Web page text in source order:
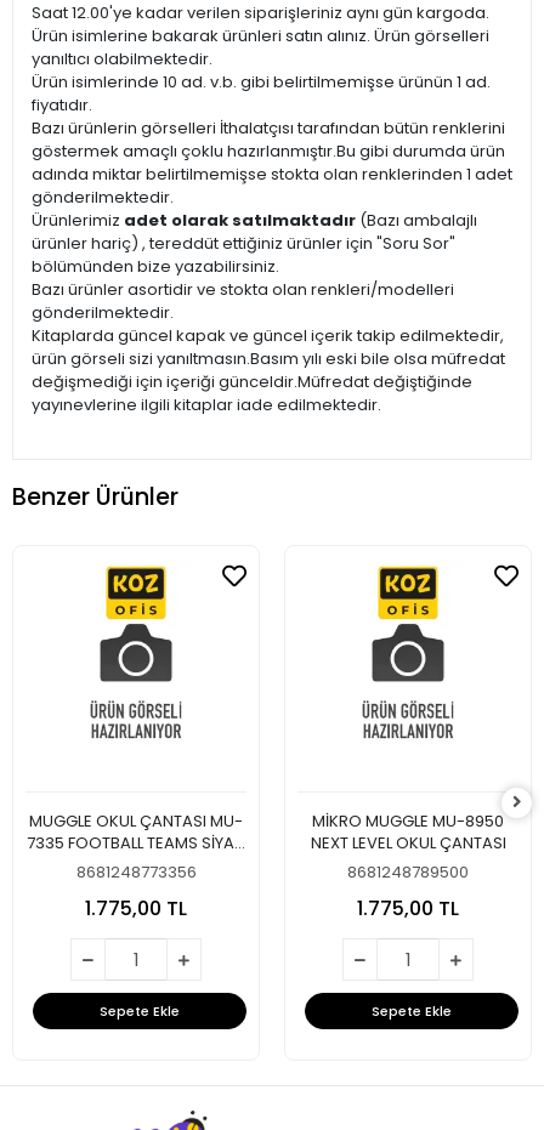
Saat 12.00'ye kadar verilen siparişleriniz aynı gün kargoda.
Ürün isimlerine bakarak ürünleri satın alınız. Ürün görselleri
yanıltıcı olabilmektedir.
Ürün isimlerinde 10 ad. v.b. gibi belirtilmemişse ürünün 1 ad.
fiyatıdır.
Bazı ürünlerin görselleri İthalatçısı tarafından bütün renklerini
göstermek amaçlı çoklu hazırlanmıştır.Bu gibi durumda ürün
adında miktar belirtilmemişse stokta olan renklerinden 1 adet
gönderilmektedir.
Ürünlerimiz adet olarak satılmaktadır (Bazı ambalajlı
ürünler hariç) , tereddüt ettiğiniz ürünler için "Soru Sor"
bölümünden bize yazabilirsiniz.
Bazı ürünler asortidir ve stokta olan renkleri/modelleri
gönderilmektedir.
Kitaplarda güncel kapak ve güncel içerik takip edilmektedir,
ürün görseli sizi yanıltmasın.Basım yılı eski bile olsa müfredat
değişmediği için içeriği günceldir.Müfredat değiştiğinde
yayınevlerine ilgili kitaplar iade edilmektedir.
Benzer Ürünler
MUGGLE OKUL ÇANTASI MU-
7335 FOOTBALL TEAMS SİYAH
BEYAZ
8681248773356
1.775,00 TL
Sepete Ekle
MİKRO MUGGLE MU-8950
NEXT LEVEL OKUL ÇANTASI
8681248789500
1.775,00 TL
Sepete Ekle